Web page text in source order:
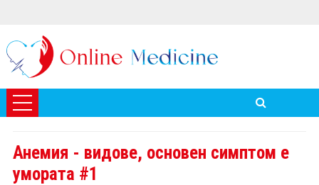
Анемия - видове, основен симптом е
умората #1